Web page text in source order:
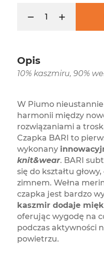
Opis
10% kaszmiru, 90%
W Piumo
harmonii między
rozwiązaniami a
Czapka BARI to
wykonany
knit&wear. BARI
się do kształtu
zimnem. Wełna
czapka jest bardzo
kaszmir dodaje
oferując wygodę na
podczas aktywności
powietrzu.